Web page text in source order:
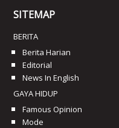
SITEMAP
BERITA
Berita Harian
Editorial
News In English
GAYA HIDUP
Famous Opinion
Mode